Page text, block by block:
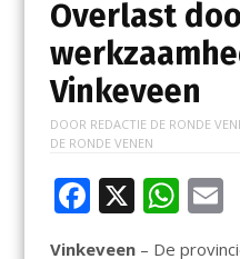
Overlast
Vinkeveen
DOOR REDACTIE DE RONDE
DE RONDE VENEN
F X W E
Vinkeveen– De